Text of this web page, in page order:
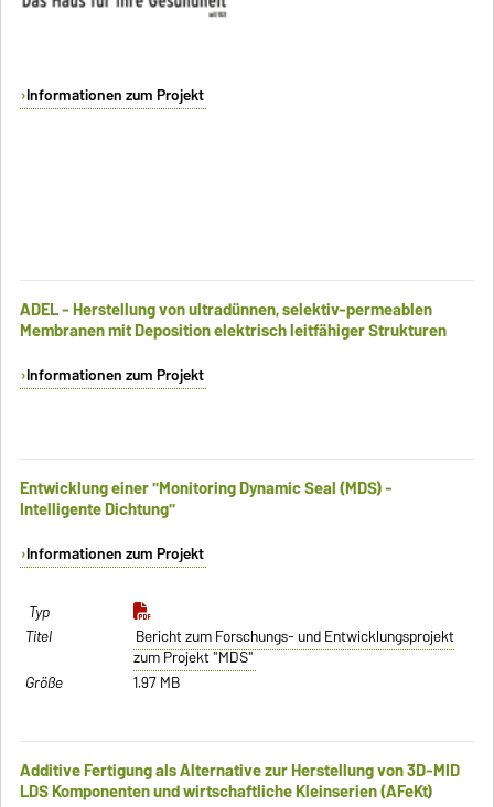
Informationen zum Projekt
ADEL - Herstellung von ultradünnen, selektiv-permeablen
Membranen mit Deposition elektrisch leitfähiger Strukturen
Informationen zum Projekt
Entwicklung einer "Monitoring Dynamic Seal (MDS) -
Intelligente Dichtung"
Informationen zum Projekt
Bericht zum Forschungs- und Entwicklungsprojekt
zum Projekt "MDS"
1.97 MB
Additive Fertigung als Alternative zur Herstellung von 3D-MID
LDS Komponenten und wirtschaftliche Kleinserien (AFeKt)